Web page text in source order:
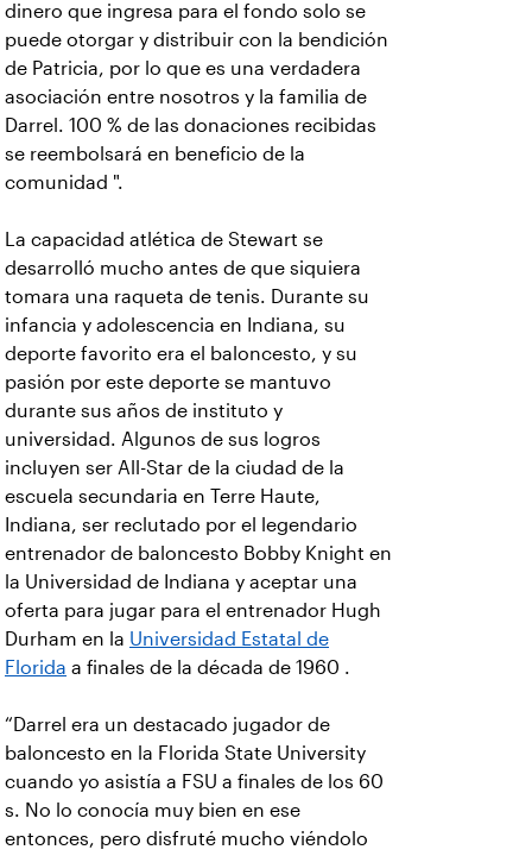
dinero que ingresa para el fondo solo se
puede otorgar y distribuir con la bendición
de Patricia, por lo que es una verdadera
asociación entre nosotros y la familia de
Darrel. 100 % de las donaciones recibidas
se reembolsará en beneficio de la
comunidad ".
La capacidad atlética de Stewart se
desarrolló mucho antes de que siquiera
tomara una raqueta de tenis. Durante su
infancia y adolescencia en Indiana, su
deporte favorito era el baloncesto, y su
pasión por este deporte se mantuvo
durante sus años de instituto y
universidad. Algunos de sus logros
incluyen ser All-Star de la ciudad de la
escuela secundaria en Terre Haute,
Indiana, ser reclutado por el legendario
entrenador de baloncesto Bobby Knight en
la Universidad de Indiana y aceptar una
oferta para jugar para el entrenador Hugh
Durham en la Universidad Estatal de
Florida a finales de la década de 1960 .
“Darrel era un destacado jugador de
baloncesto en la Florida State University
cuando yo asistía a FSU a finales de los 60
s. No lo conocía muy bien en ese
entonces, pero disfruté mucho viéndolo